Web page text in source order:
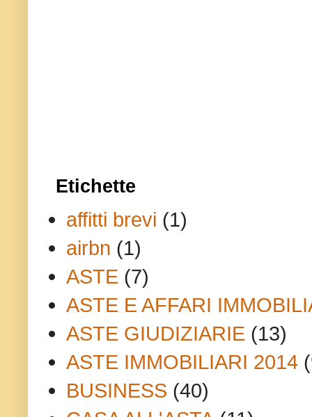
Etichette
affitti brevi (1)
airbn (1)
ASTE (7)
ASTE E AFFARI
ASTE GIUDIZIARIE (13)
ASTE IMMOBILIARI 2014
BUSINESS (40)